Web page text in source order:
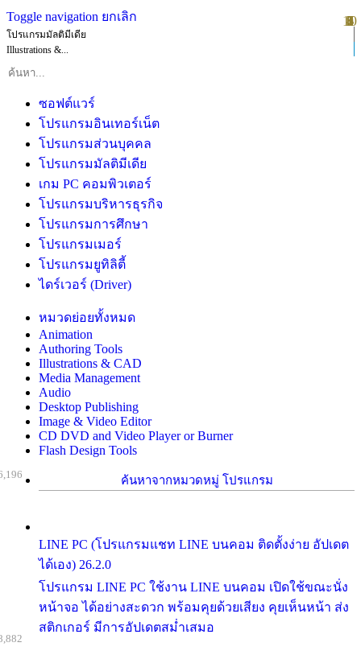
Toggle navigation ยกเลิก
โปรแกรมมัลติมีเดีย
Illustrations &...
ซอฟต์แวร์
โปรแกรมอินเทอร์เน็ต
โปรแกรมส่วนบุคคล
โปรแกรมมัลติมีเดีย
เกม PC คอมพิวเตอร์
โปรแกรมบริหารธุรกิจ
โปรแกรมการศึกษา
โปรแกรมเมอร์
โปรแกรมยูทิลิตี้
ไดร์เวอร์ (Driver)
หมวดย่อยทั้งหมด
Animation
Authoring Tools
Illustrations & CAD
Media Management
Audio
Desktop Publishing
Image & Video Editor
CD DVD and Video Player or Burner
Flash Design Tools
ค้นหาจากหมวดหมู่ โปรแกรม
LINE PC (โปรแกรมแชท LINE บนคอม ติดตั้งง่าย อัปเดต
ได้เอง) 26.2.0
โปรแกรม LINE PC ใช้งาน LINE บนคอม เปิดใช้ขณะนั่ง
หน้าจอ ได้อย่างสะดวก พร้อมคุยด้วยเสียง คุยเห็นหน้า ส่ง
สติกเกอร์ มีการอัปเดตสม่ำเสมอ
1
2
3
4
5
6
7
8
9
10